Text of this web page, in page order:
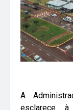
A
esclarece